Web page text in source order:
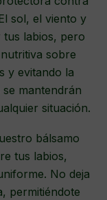
sol, el viento y
labios, pero
sobre
y evitando la
mantendrán
situación.
bálsamo
tus labios,
No deja
permitiéndote